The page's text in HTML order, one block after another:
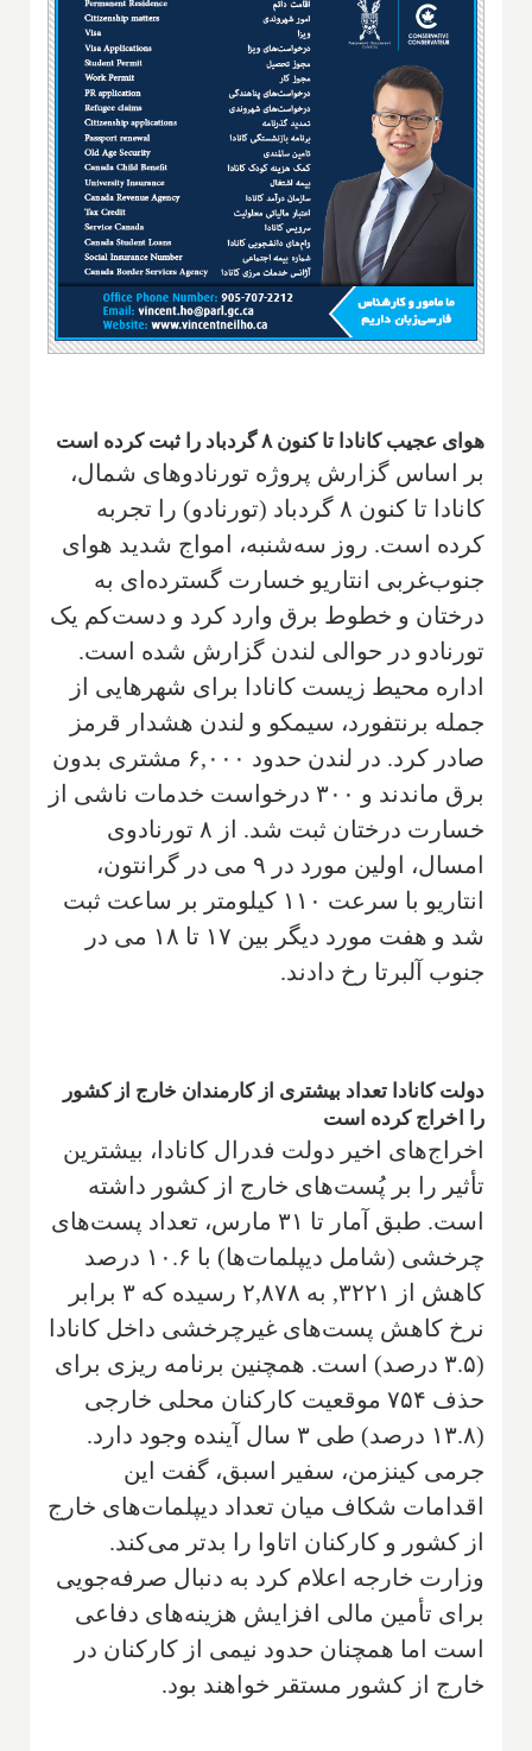
هوای عجیب کانادا تا کنون ۸ گردباد را ثبت کرده است
بر اساس گزارش پروژه تورنادوهای شمال،
کانادا تا کنون ۸ گردباد (تورنادو) را تجربه
کرده است. روز سه‌شنبه، امواج شدید هوای
جنوب‌غربی انتاریو خسارت گسترده‌ای به
درختان و خطوط برق وارد کرد و دست‌کم یک
تورنادو در حوالی لندن گزارش شده است.
اداره محیط زیست کانادا برای شهرهایی از
جمله برنتفورد، سیمکو و لندن هشدار قرمز
صادر کرد. در لندن حدود ۶,۰۰۰ مشتری بدون
برق ماندند و ۳۰۰ درخواست خدمات ناشی از
خسارت درختان ثبت شد. از ۸ تورنادوی
امسال، اولین مورد در ۹ می در گرانتون،
انتاریو با سرعت ۱۱۰ کیلومتر بر ساعت ثبت
شد و هفت مورد دیگر بین ۱۷ تا ۱۸ می در
جنوب آلبرتا رخ دادند.
دولت کانادا تعداد بیشتری از کارمندان خارج از کشور
را اخراج کرده است
اخراج‌های اخیر دولت فدرال کانادا، بیشترین
تأثیر را بر پُست‌های خارج از کشور داشته
است. طبق آمار تا ۳۱ مارس، تعداد پست‌های
چرخشی (شامل دیپلمات‌ها) با ۱۰.۶ درصد
کاهش از ۳۲۲۱, به ۲,۸۷۸ رسیده که ۳ برابر
نرخ کاهش پست‌های غیرچرخشی داخل کانادا
(۳.۵ درصد) است. همچنین برنامه ریزی برای
حذف ۷۵۴ موقعیت کارکنان محلی خارجی
(۱۳.۸ درصد) طی ۳ سال آینده وجود دارد.
جرمی کینزمن، سفیر اسبق، گفت این
اقدامات شکاف میان تعداد دیپلمات‌های خارج
از کشور و کارکنان اتاوا را بدتر می‌کند.
وزارت خارجه اعلام کرد به دنبال صرفه‌جویی
برای تأمین مالی افزایش هزینه‌های دفاعی
است اما همچنان حدود نیمی از کارکنان در
خارج از کشور مستقر خواهند بود.